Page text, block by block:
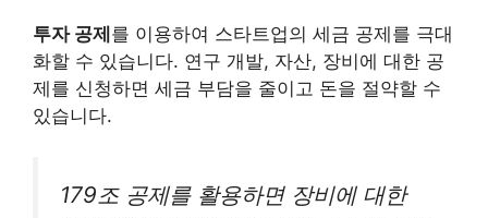
투자 공제를 이용하여 스타트업의 세금 공제를 극대
화할 수 있습니다. 연구 개발, 자산, 장비에 대한 공
제를 신청하면 세금 부담을 줄이고 돈을 절약할 수
있습니다.
179조 공제를 활용하면 장비에 대한